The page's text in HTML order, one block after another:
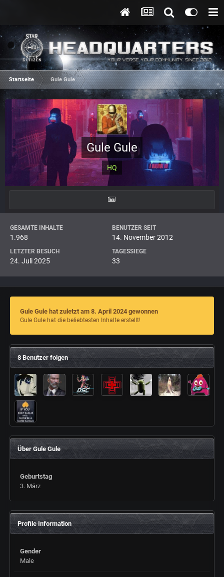
Startseite Gule Gule
Gule Gule
HQ
GESAMTE INHALTE
1.968
BENUTZER SEIT
14. November 2012
LETZTER BESUCH
24. Juli 2025
TAGESSIEGE
33
Gule Gule hat zuletzt am 8. April 2024 gewonnen
Gule Gule hat die beliebtesten Inhalte erstellt!
8 Benutzer folgen
Über Gule Gule
Geburtstag
3. März
Profile Information
Gender
Male